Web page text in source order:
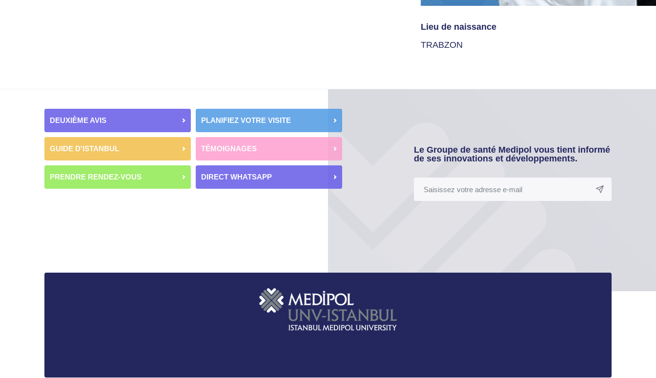
Lieu de naissance
TRABZON
DEUXIÈME AVIS PLANIFIEZ VOTRE VISITE
GUIDE D'ISTANBUL TÉMOIGNAGES
PRENDRE RENDEZ-VOUS DIRECT WHATSAPP
Le Groupe de santé Medipol vous tient informé
de ses innovations et développements.